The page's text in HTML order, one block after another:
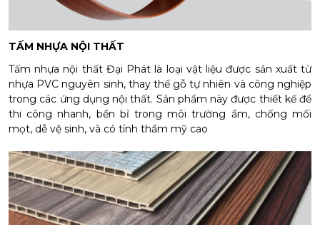
TẤM NHỰA NỘI THẤT
Tấm nhựa nội thất Đại Phát là loại vật liệu được sản xuất từ
nhựa PVC nguyên sinh, thay thế gỗ tự nhiên và công nghiệp
trong các ứng dụng nội thất. Sản phẩm này được thiết kế để
thi công nhanh, bền bỉ trong môi trường ẩm, chống mối
mọt, dễ vệ sinh, và có tính thẩm mỹ cao